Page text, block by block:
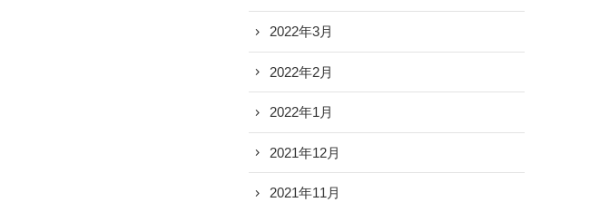
2022年3月
2022年2月
2022年1月
2021年12月
2021年11月